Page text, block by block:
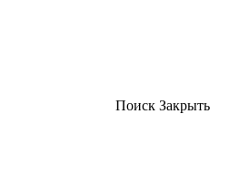
Поиск Закрыть